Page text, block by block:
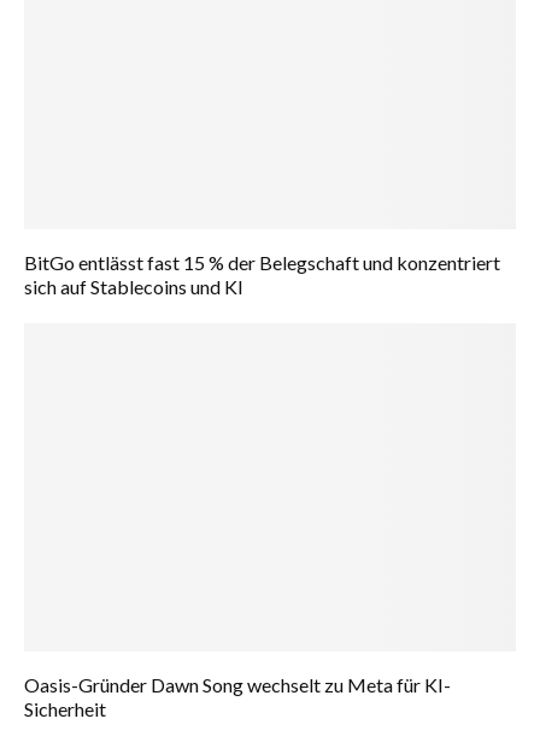
BitGo entlässt fast 15 % der Belegschaft und konzentriert
sich auf Stablecoins und KI
Oasis-Gründer Dawn Song wechselt zu Meta für KI-
Sicherheit